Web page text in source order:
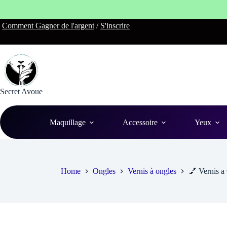
Skip
to
Comment Gagner de l'argent / S'inscrire
Secret Avoue
Maquillage Accessoire Yeux
Home Ongles Vernis à ongles 💅 Vernis a